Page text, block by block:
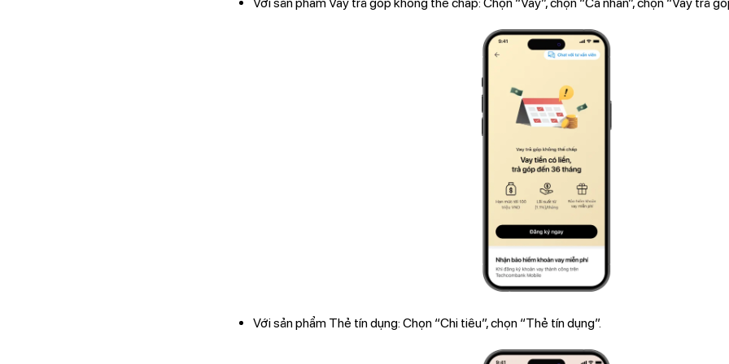
Với sản phẩm Thẻ tín dụng: Chọn “Chi tiêu”, chọn “Thẻ tín dụng”.